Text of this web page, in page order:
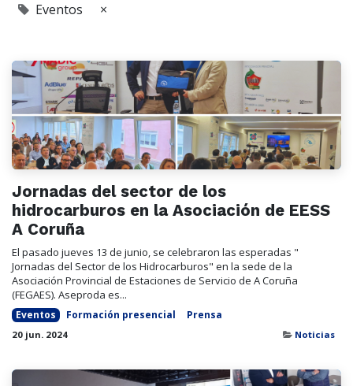
Eventos ×
Jornadas del sector de los
hidrocarburos en la Asociación de EESS
A Coruña
El pasado jueves 13 de junio, se celebraron las esperadas "
Jornadas del Sector de los Hidrocarburos" en la sede de la
Asociación Provincial de Estaciones de Servicio de A Coruña
(FEGAES). Aseproda es...
Eventos Formación presencial Prensa
20 jun. 2024 Noticias